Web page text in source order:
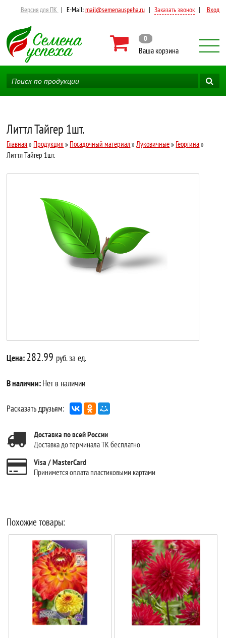
Версия для ПК | E-Mail:mail@semenauspeha.ru | Заказать звонок | Вход
0
Ваша корзина
Литтл Тайгер 1шт.
Главная » Продукция » Посадочный материал» Луковичные» Георгина»
Литтл Тайгер 1шт.
Цена:282.99 руб. за ед.
В наличии:Нет в наличии
Расказать друзьям:
Доставка по всей России
Доставка до терминала ТК бесплатно
Visa / MasterCard
Принимется оплата пластиковыми картами
Похожие товары: